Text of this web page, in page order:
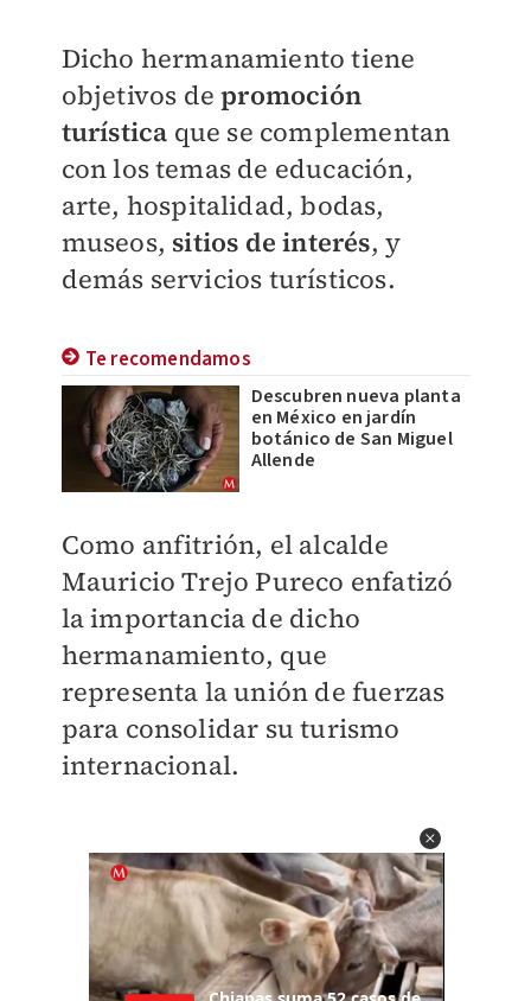
Dicho hermanamiento tiene
objetivos depromoción
turística que se complementan
con los temas de educación,
arte, hospitalidad, bodas,
museos, sitios de interés, y
demás servicios turísticos.
Te recomendamos
Descubren nueva planta
en México en jardín
botánico de San Miguel
Allende
Como anfitrión, el alcalde
Mauricio Trejo Pureco enfatizó
la importancia de dicho
hermanamiento, que
representa la unión de fuerzas
para consolidar su turismo
internacional.